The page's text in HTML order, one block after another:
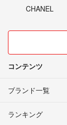
CHANEL
コンテンツ
ブランド一覧
ランキング